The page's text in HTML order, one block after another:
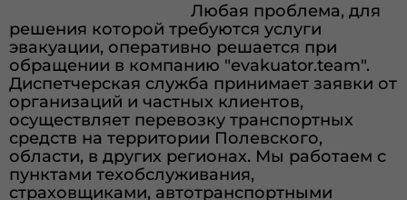
Любая проблема, для
решения которой требуются услуги
эвакуации, оперативно решается при
обращении в компанию "evakuator.team".
Диспетчерская служба принимает заявки от
организаций и частных клиентов,
осуществляет перевозку транспортных
средств на территории Полевского,
области, в других регионах. Мы работаем с
пунктами техобслуживания,
страховщиками, автотранспортными